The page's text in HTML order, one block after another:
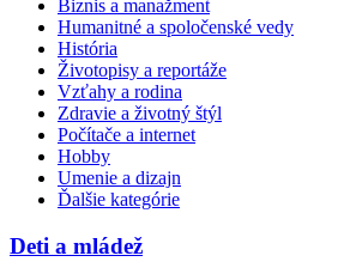
Biznis a manažment
Humanitné a spoločenské vedy
História
Životopisy a reportáže
Vzťahy a rodina
Zdravie a životný štýl
Počítače a internet
Hobby
Umenie a dizajn
Ďalšie kategórie
Deti a mládež